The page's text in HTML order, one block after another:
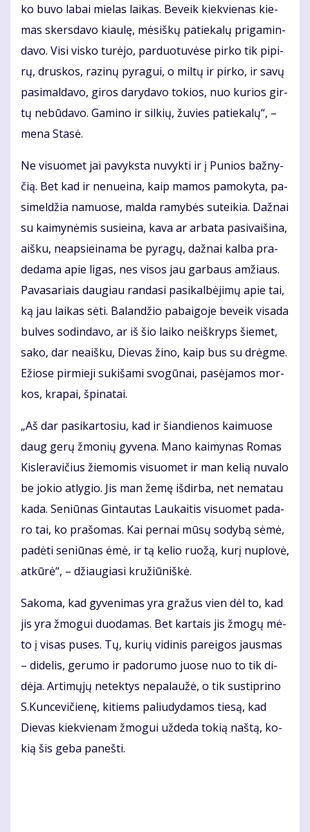
ko bu­vo la­bai mie­las lai­kas. Be­veik kiek­vie­nas kie­
mas skers­da­vo kiau­lę, mė­siš­kų pa­tie­ka­lų pri­ga­min­
da­vo. Vi­si vis­ko tu­rė­jo, par­duo­tu­vė­se pir­ko tik pi­pi­
rų, drus­kos, ra­zi­nų py­ra­gui, o mil­tų ir pir­ko, ir sa­vų
pa­si­mal­da­vo, gi­ros da­ry­da­vo to­kios, nuo ku­rios gir­
tų ne­bū­da­vo. Ga­mi­no ir sil­kių, žu­vies pa­tie­ka­lų“, –
me­na Sta­sė.
Ne vi­suo­met jai pa­vyks­ta nu­vyk­ti ir į Pu­nios baž­ny­
čią. Bet kad ir ne­nu­ei­na, kaip ma­mos pa­mo­ky­ta, pa­
si­mel­džia na­muo­se, mal­da ra­my­bės su­tei­kia. Daž­nai
su kai­my­nė­mis su­si­ei­na, ka­va ar ar­ba­ta pa­si­vai­ši­na,
aiš­ku, neap­si­ei­na­ma be py­ra­gų, daž­nai kal­ba pra­
de­da­ma apie li­gas, nes vi­sos jau gar­baus am­žiaus.
Pa­va­sa­riais dau­giau ran­da­si pa­si­kal­bė­ji­mų apie tai,
ką jau lai­kas sė­ti. Ba­lan­džio pa­bai­go­je be­veik vi­sa­da
bul­ves so­din­da­vo, ar iš šio lai­ko ne­iš­kryps šie­met,
sa­ko, dar ne­aiš­ku, Die­vas ži­no, kaip bus su drėg­me.
Ežio­se pir­mie­ji su­ki­ša­mi svo­gū­nai, pa­sė­ja­mos mor­
kos, kra­pai, špi­na­tai.
„Aš dar pa­si­kar­to­siu, kad ir šian­die­nos kai­muo­se
daug ge­rų žmo­nių gy­ve­na. Ma­no kai­my­nas Ro­mas
Kis­le­ra­vi­čius žie­mo­mis vi­suo­met ir man ke­lią nu­va­lo
be jo­kio at­ly­gio. Jis man že­mę iš­dir­ba, net ne­ma­tau
ka­da. Se­niū­nas Gin­tau­tas Lau­kai­tis vi­suo­met pa­da­
ro tai, ko pra­šo­mas. Kai per­nai mū­sų so­dy­bą sė­mė,
pa­dė­ti se­niū­nas ėmė, ir tą ke­lio ruo­žą, ku­rį nu­plo­vė,
at­kū­rė“, – džiau­gia­si kru­žiū­niš­kė.
Sa­ko­ma, kad gy­ve­ni­mas yra gra­žus vien dėl to, kad
jis yra žmo­gui duo­da­mas. Bet kar­tais jis žmo­gų mė­
to į vi­sas pu­ses. Tų, ku­rių vi­di­nis pa­rei­gos jaus­mas
– di­de­lis, ge­ru­mo ir pa­do­ru­mo juo­se nuo to tik di­
dė­ja. Ar­ti­mų­jų ne­tek­tys ne­pa­lau­žė, o tik su­stip­ri­no
S.Kun­ce­vi­čie­nę, ki­tiems pa­liu­dy­da­mos tie­są, kad
Die­vas kiek­vie­nam žmo­gui už­de­da to­kią naš­tą, ko­
kią šis ge­ba pa­neš­ti.